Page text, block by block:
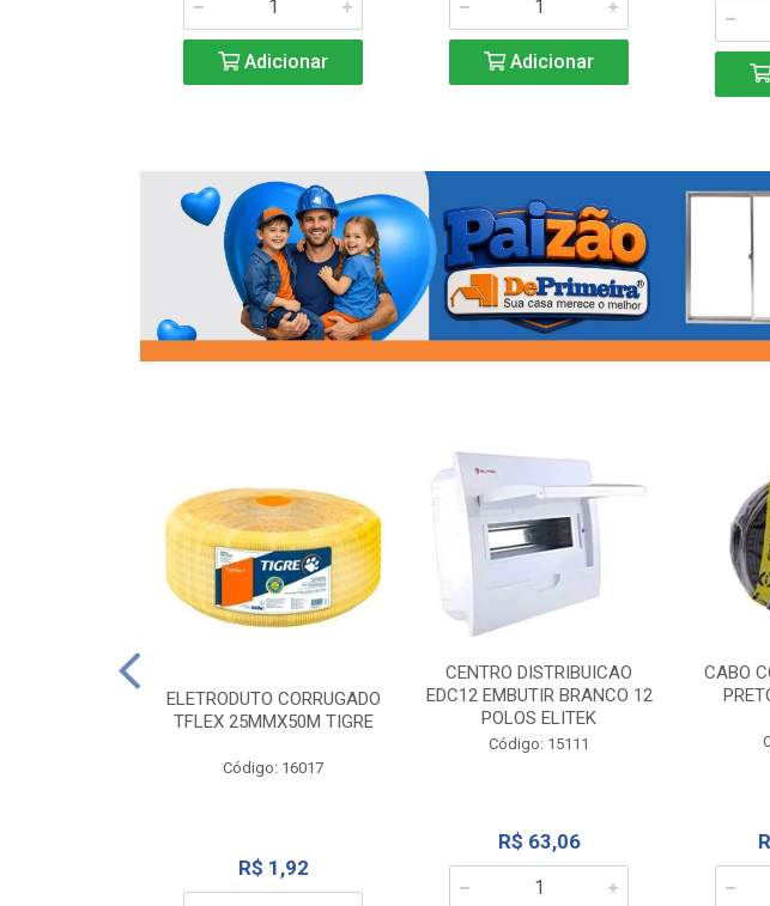
Adicionar Adicionar
ELETRODUTO CORRUGADO
TFLEX 25MMX50M TIGRE
Código: 16017
R$ 1,92
CENTRO DISTRIBUICAO
EDC12 EMBUTIR BRANCO 12
POLOS ELITEK
Código: 15111
R$ 63,06
CABO